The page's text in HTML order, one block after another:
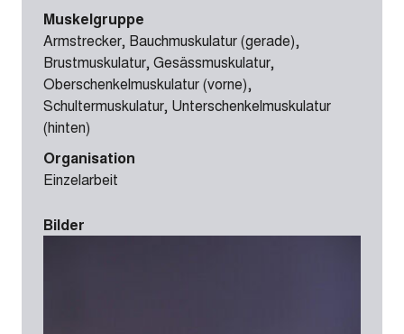
Muskelgruppe
Armstrecker, Bauchmuskulatur (gerade),
Brustmuskulatur, Gesässmuskulatur,
Oberschenkelmuskulatur (vorne),
Schultermuskulatur, Unterschenkelmuskulatur
(hinten)
Organisation
Einzelarbeit
Bilder